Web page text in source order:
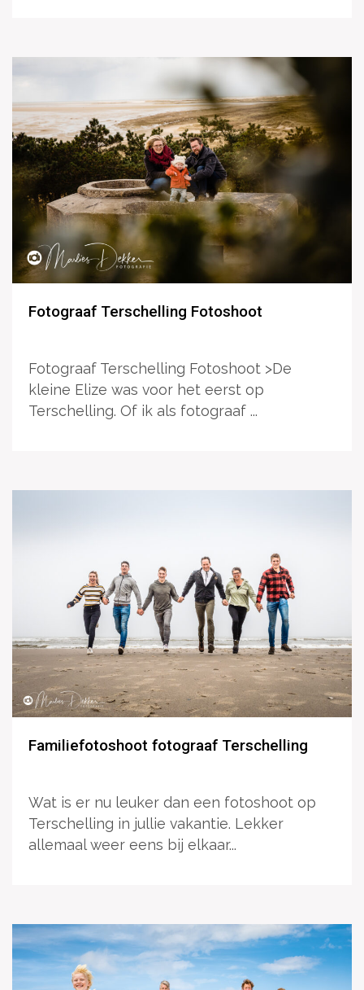
Fotograaf Terschelling Fotoshoot
Fotograaf Terschelling Fotoshoot >De
kleine Elize was voor het eerst op
Terschelling. Of ik als fotograaf ...
Familiefotoshoot fotograaf Terschelling
Wat is er nu leuker dan een fotoshoot op
Terschelling in jullie vakantie. Lekker
allemaal weer eens bij elkaar...